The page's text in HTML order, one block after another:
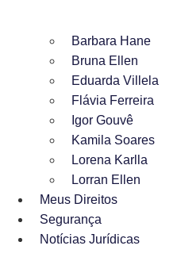
Barbara Hane
Bruna Ellen
Eduarda Villela
Flávia Ferreira
Igor Gouvê
Kamila Soares
Lorena Karlla
Lorran Ellen
Meus Direitos
Segurança
Notícias Jurídicas